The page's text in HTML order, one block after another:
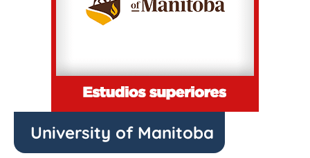
University of Manitoba